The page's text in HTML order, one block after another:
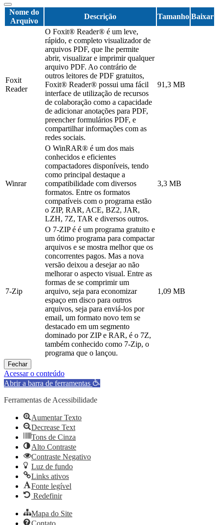
Nome do
Arquivo
Descrição Tamanho Baixar
Foxit
Reader
O Foxit® Reader® é um leve,
rápido, e completo visualizador de
arquivos PDF, que lhe permite
abrir, visualizar e imprimir qualquer
arquivo PDF. Ao contrário de
outros leitores de PDF gratuitos,
Foxit® Reader® possui uma fácil
interface de utilização de recursos
de colaboração como a capacidade
de adicionar anotações para PDF,
preencher formulários PDF, e
compartilhar informações com as
redes sociais.
91,3 MB
Winrar
O WinRAR® é um dos mais
conhecidos e eficientes
compactadores disponíveis, tendo
como principal destaque a
compatibilidade com diversos
formatos. Entre os formatos
compatíveis com o programa estão
o ZIP, RAR, ACE, BZ2, JAR,
LZH, 7Z, TAR e diversos outros.
3,3 MB
7-Zip
O 7-ZIP é é um programa gratuito e
um ótimo programa para compactar
arquivos e se mostra melhor que os
concorrentes pagos. Mas a nova
versão deixou a desejar ao não
melhorar o aspecto visual. Entre as
formas de se comprimir um
arquivo, seja para economizar
espaço em disco para outros
arquivos, seja para enviá-los por
email, um formato novo tem se
destacado em um segmento
dominado por ZIP e RAR, é o 7Z,
também conhecido como 7-Zip, o
programa que o lançou.
1,09 MB
Fechar
Acessar o conteúdo
Abrir a barra de ferramentas
Ferramentas de Acessibilidade
Aumentar Texto
Decrease Text
Tons de Cinza
Alto Contraste
Contraste Negativo
Luz de fundo
Links ativos
Fonte legível
Redefinir
Mapa do Site
Contato